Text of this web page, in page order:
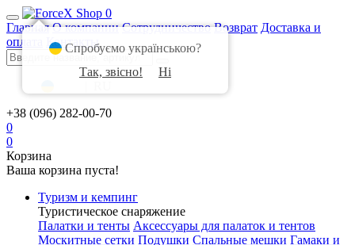
0
Главная О компании Сотрудничество Возврат Доставка и
оплата
Контакты
+38 (096) 282-00-70
0
0
Корзина
Ваша корзина пуста!
Туризм и кемпинг
Туристическое снаряжение
Палатки и тенты Аксессуары для палаток и тентов
Москитные сетки Подушки Спальные мешки Гамаки и
Спробуємо українською?
Так, звісно!
Ні